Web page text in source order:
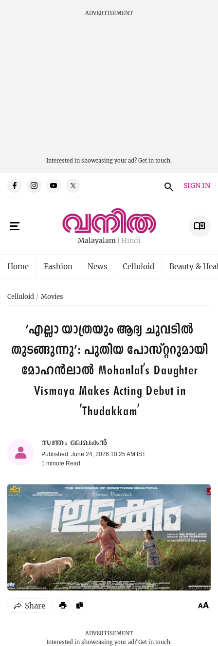
ADVERTISEMENT
Interested in showcasing your ad? Get in touch.
SIGN IN
Malayalam Hindi
Home Fashion News Celluloid Beauty &
Celluloid Movies
‘എല്ലാ യാത്രയും ആദ്യ ചുവടിൽ
തുടങ്ങുന്നു’: പുതിയ പോസ്റ്ററുമായി
മോഹൻലാൽ Mohanlal's Daughter
Vismaya Makes Acting Debut in
'Thudakkam'
സ്വന്തം ലേഖകൻ
Published: June 24, 2026 10:25 AM IST
1 minute Read
ADVERTISEMENT
Interested in showcasing your ad? Get in touch.